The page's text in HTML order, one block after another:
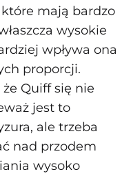
mają bardzo
wysokie
wpływa ona
proporcji.
Quiff się nie
jest to
ale trzeba
nad przodem
wysoko